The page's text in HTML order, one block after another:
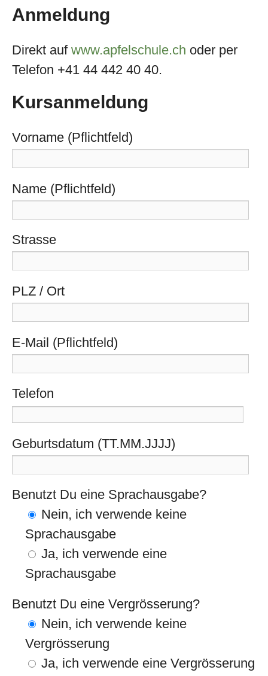
Anmeldung
Direkt auf www.apfelschule.ch oder per
Telefon +41 44 442 40 40.
Kursanmeldung
Vorname (Pflichtfeld)
Name (Pflichtfeld)
Strasse
PLZ / Ort
E-Mail (Pflichtfeld)
Telefon
Geburtsdatum (TT.MM.JJJJ)
Benutzt Du eine Sprachausgabe?
Nein, ich verwende keine
Sprachausgabe
Ja, ich verwende eine
Sprachausgabe
Benutzt Du eine Vergrösserung?
Nein, ich verwende keine
Vergrösserung
Ja, ich verwende eine Vergrösserung